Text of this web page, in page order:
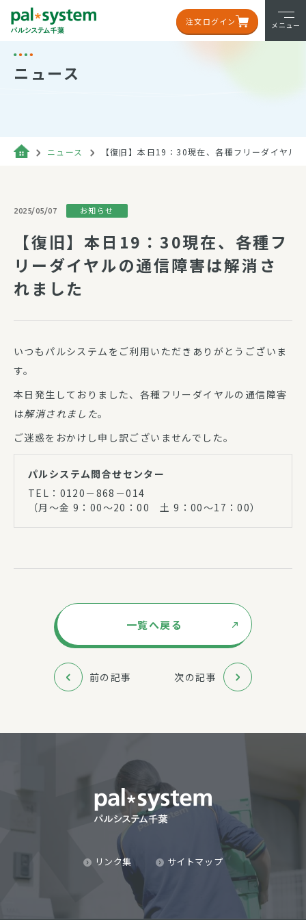
注文ログイン メニュー
ニュース
ニュース 【復旧】本日19：30現在、各種フリーダイヤル
2025/05/07 お知らせ
【復旧】本日19：30現在、各種フ
リーダイヤルの通信障害は解消さ
れました
いつもパルシステムをご利用いただきありがとうございま
す。
本日発生しておりました、各種フリーダイヤルの通信障害
は解消されました。
ご迷惑をおかけし申し訳ございませんでした。
パルシステム問合せセンター
TEL：0120－868－014
（月～金 9：00～20：00 土 9：00～17：00）
一覧へ戻る
前の記事 次の記事
リンク集 サイトマップ